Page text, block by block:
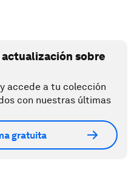
sobre
accede a tu colección
con nuestras últimas
gratuita